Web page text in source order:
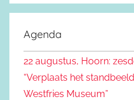
e
e
n
Agenda
22 augustus, Hoorn:
“Verplaats het
Westfries Museum”